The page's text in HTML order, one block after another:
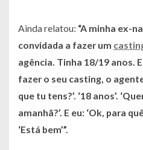
Ainda relatou: “A minha ex-
convidada a fazer um
agência. Tinha 18/19 anos.
fazer o seu casting, o
que tu tens?’. ‘18 anos’.
amanhã?’. E eu: ‘Ok, para
‘Está bem’”.